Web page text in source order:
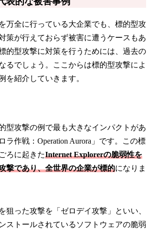
万全に行っている大企業でも、標的型攻
策が行えておらず被害に遭うケースもあ
的型攻撃に対策を行うためには、過去の
るでしょう。ここからは標的型攻撃によ
を紹介していきます。
型攻撃の例で最も大きなインパクトがあ
ラ作戦：Operation Aurora」です。この標
ろに起きたInternet Explorerの脆弱性を
撃であり、全世界の企業が標的になりま
狙った攻撃を「ゼロデイ攻撃」といい、
ストールされているソフトウェアの脆弱